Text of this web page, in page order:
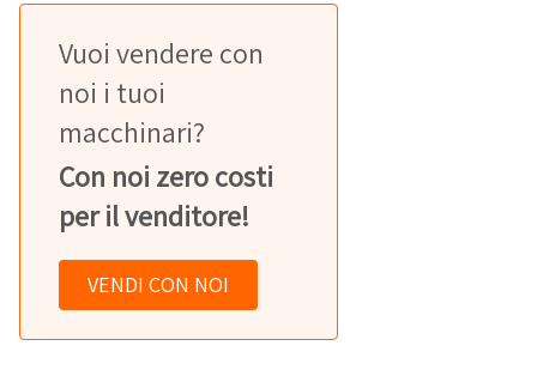
Vuoi vendere con
noi i tuoi
macchinari?
Con noi zero costi
per il venditore!
VENDI CON NOI